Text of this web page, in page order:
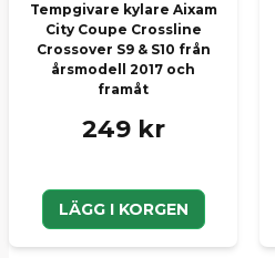
Tempgivare kylare Aixam
City Coupe Crossline
Crossover S9 & S10 från
årsmodell 2017 och
framåt
249 kr
LÄGG I KORGEN